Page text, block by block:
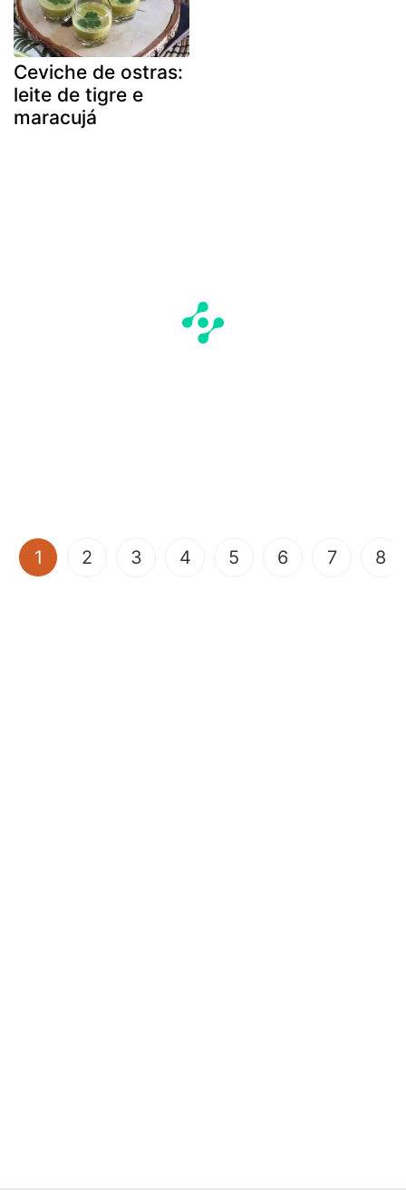
Ceviche de ostras:
leite de tigre e
maracujá
1 (current)
2 3 4 5 6 7 8